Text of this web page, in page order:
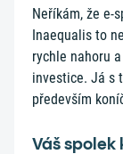
Neříkám, že e-
Inaequalis to
rychle nahoru
investice. Já s
především
Váš spolek